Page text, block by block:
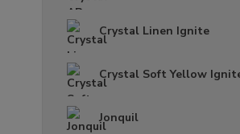
Crystal Linen Ignite
Crystal Soft Yellow
Jonquil